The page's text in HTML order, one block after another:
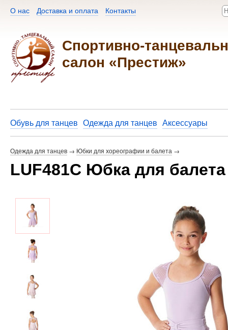
О нас Доставка и оплата Контакты​
Спортивно-
салон «Престиж»
Обувь для танцев Одежда для танцев Аксессуары
Одежда для танцев → Юбки для хореографии и балета →
LUF481C Юбка для